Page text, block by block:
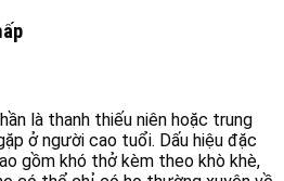
là thanh thiếu niên hoặc trung
ở người cao tuổi. Dấu hiệu đặc
gồm khó thở kèm theo khò khè,